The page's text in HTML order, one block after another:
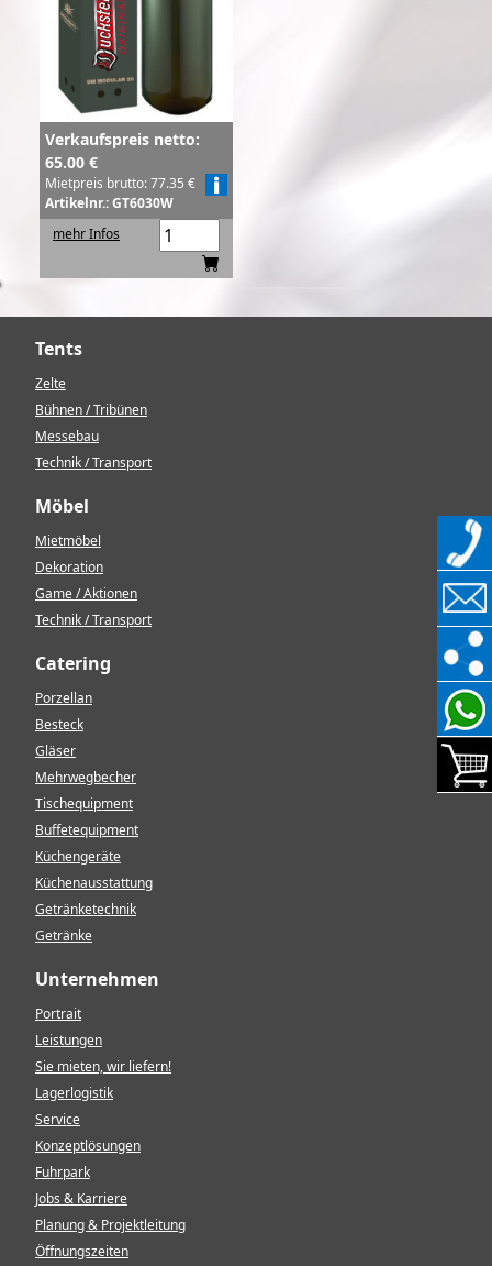
Verkaufspreis netto:
65.00 €
Mietpreis brutto: 77.35 €
Artikelnr.: GT6030W
mehr Infos
Tents
Zelte
Bühnen / Tribünen
Messebau
Technik / Transport
Möbel
Mietmöbel
Dekoration
Game / Aktionen
Technik / Transport
Catering
Porzellan
Besteck
Gläser
Mehrwegbecher
Tischequipment
Buffetequipment
Küchengeräte
Küchenausstattung
Getränketechnik
Getränke
Unternehmen
Portrait
Leistungen
Sie mieten, wir liefern!
Lagerlogistik
Service
Konzeptlösungen
Fuhrpark
Jobs & Karriere
Planung & Projektleitung
Öffnungszeiten